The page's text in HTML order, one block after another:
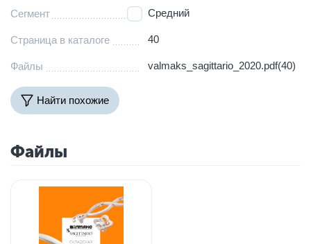
Сегмент Средний
Страница в каталоге 40
Файлы valmaks_sagittario_2020.pdf(40)
Найти похожие
Файлы